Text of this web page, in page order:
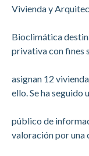
Vivienda y
Bioclimática
privativa con fines
asignan 12
ello. Se ha seguido
público de
valoración por una